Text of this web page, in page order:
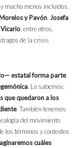
mucho menos incluidos.
y Pavón, Josefa
, entre otros,
de la crisis
estatal forma parte
. Lo sabemos:
que quedaron a los
. También tenemos
del movimiento
los términos y contextos
cuáles